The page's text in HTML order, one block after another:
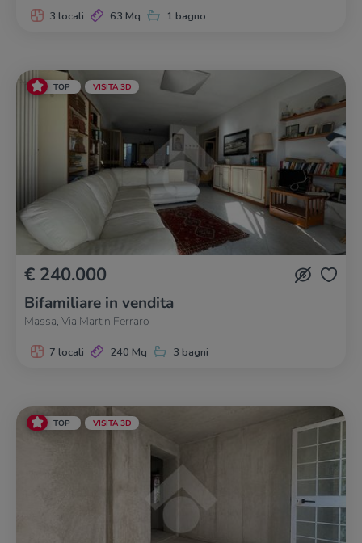
3 locali 63 Mq 1 bagno
TOP VISITA 3D
€ 240.000
Bifamiliare in vendita
Massa, Via Martin Ferraro
7 locali 240 Mq 3 bagni
TOP VISITA 3D